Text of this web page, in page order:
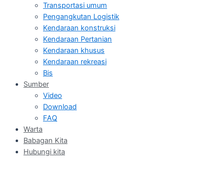
Transportasi umum
Pengangkutan Logistik
Kendaraan konstruksi
Kendaraan Pertanian
Kendaraan khusus
Kendaraan rekreasi
Bis
Sumber
Video
Download
FAQ
Warta
Babagan Kita
Hubungi kita